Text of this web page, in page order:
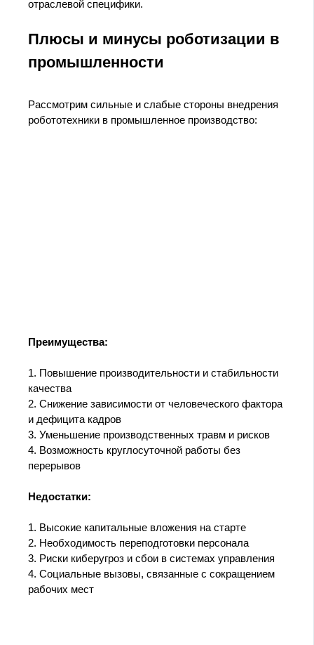
отраслевой специфики.
Плюсы и минусы роботизации в
промышленности
Рассмотрим сильные и слабые стороны внедрения
робототехники в промышленное производство:
Преимущества:
1. Повышение производительности и стабильности
качества
2. Снижение зависимости от человеческого фактора
и дефицита кадров
3. Уменьшение производственных травм и рисков
4. Возможность круглосуточной работы без
перерывов
Недостатки:
1. Высокие капитальные вложения на старте
2. Необходимость переподготовки персонала
3. Риски киберугроз и сбои в системах управления
4. Социальные вызовы, связанные с сокращением
рабочих мест